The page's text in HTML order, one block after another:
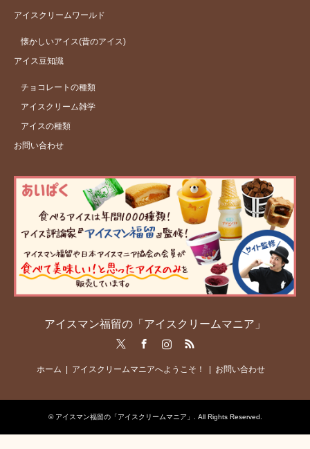
アイスクリームワールド
懐かしいアイス(昔のアイス)
アイス豆知識
チョコレートの種類
アイスクリーム雑学
アイスの種類
お問い合わせ
アイスマン福留の「アイスクリームマニア」
RSS
ホーム アイスクリームマニアへようこそ！ お問い合わせ
© アイスマン福留の「アイスクリームマニア」 . All Rights Reserved.